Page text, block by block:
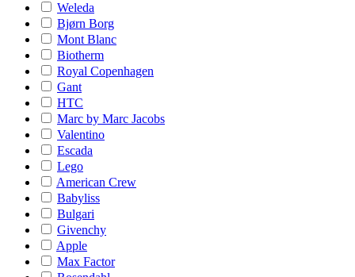
Weleda
Bjørn Borg
Mont Blanc
Biotherm
Royal Copenhagen
Gant
HTC
Marc by Marc Jacobs
Valentino
Escada
Lego
American Crew
Babyliss
Bulgari
Givenchy
Apple
Max Factor